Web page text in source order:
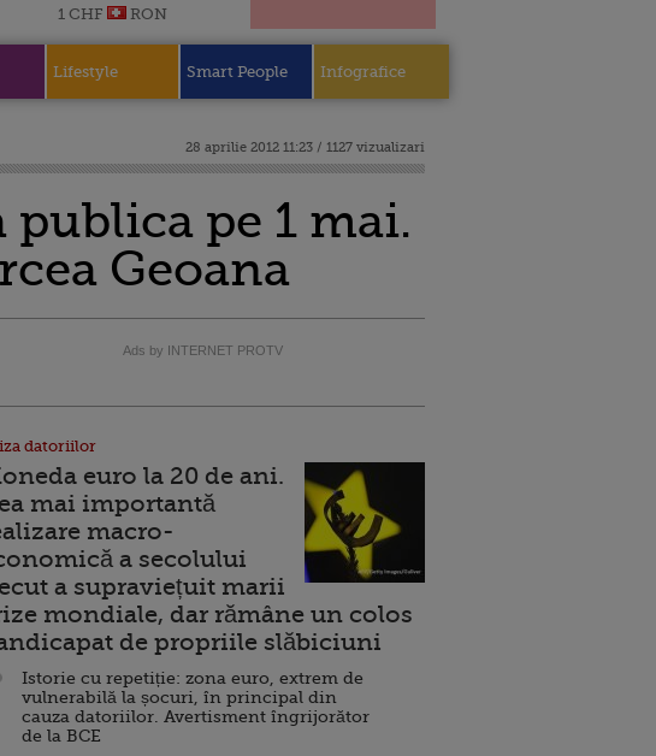
1 CHF
RON
Lifestyle Smart People Infografice
28 aprilie 2012 11:23 / 1127 vizualizari
pe 1 mai.
Geoana
Ads by INTERNET PROTV
datoriilor
euro la 20 de ani.
mai importantă
macro-
a secolului
a supraviețuit marii
mondiale, dar rămâne un colos
de propriile slăbiciuni
Istorie cu repetiție: zona euro, extrem de
vulnerabilă la șocuri, în principal din
cauza datoriilor. Avertisment îngrijorător
de la BCE